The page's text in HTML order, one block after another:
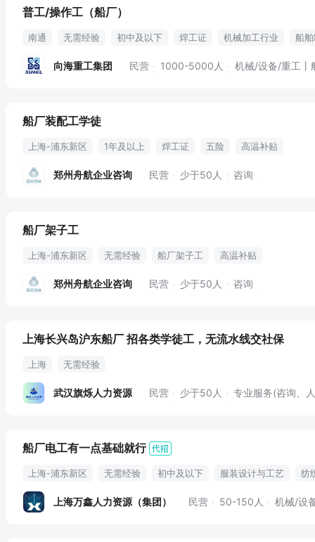
普工/操作工（船厂）
南通 无需经验 初中及以下 焊工证 机械加工行业
船
劳保用品
向海重工集团 民营 1000-5000人 机械/设备/重工丨
船厂装配工学徒
上海-浦东新区 1年及以上 焊工证 五险 高温补贴
郑州舟航企业咨询 民营 少于50人 咨询
船厂架子工
上海-浦东新区 无需经验 船厂架子工 高温补贴
郑州舟航企业咨询 民营 少于50人 咨询
上海长兴岛沪东船厂 招各类学徒工，无流水线交社保
上海 无需经验
武汉旗烁人力资源 民营 少于50人 专业服务(咨询、
船厂电工有一点基础就行
上海-浦东新区 无需经验 初中及以下 服装设计与工艺
纺
新手
上海万鑫人力资源（集团） 民营 50-150人 机械/设